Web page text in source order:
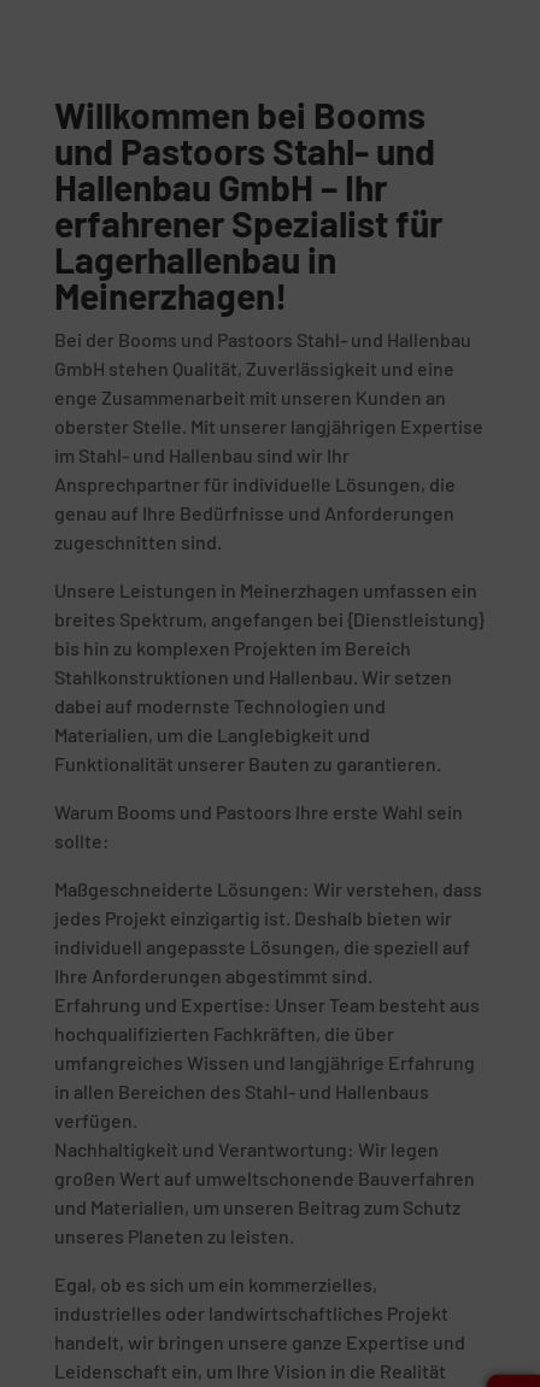
Willkommen bei Booms
und Pastoors Stahl- und
Hallenbau GmbH – Ihr
erfahrener Spezialist für
Lagerhallenbau in
Meinerzhagen!
Bei der Booms und Pastoors Stahl- und Hallenbau
GmbH stehen Qualität, Zuverlässigkeit und eine
enge Zusammenarbeit mit unseren Kunden an
oberster Stelle. Mit unserer langjährigen Expertise
im Stahl- und Hallenbau sind wir Ihr
Ansprechpartner für individuelle Lösungen, die
genau auf Ihre Bedürfnisse und Anforderungen
zugeschnitten sind.
Unsere Leistungen in Meinerzhagen umfassen ein
breites Spektrum, angefangen bei {Dienstleistung}
bis hin zu komplexen Projekten im Bereich
Stahlkonstruktionen und Hallenbau. Wir setzen
dabei auf modernste Technologien und
Materialien, um die Langlebigkeit und
Funktionalität unserer Bauten zu garantieren.
Warum Booms und Pastoors Ihre erste Wahl sein
sollte:
Maßgeschneiderte Lösungen: Wir verstehen, dass
jedes Projekt einzigartig ist. Deshalb bieten wir
individuell angepasste Lösungen, die speziell auf
Ihre Anforderungen abgestimmt sind.
Erfahrung und Expertise: Unser Team besteht aus
hochqualifizierten Fachkräften, die über
umfangreiches Wissen und langjährige Erfahrung
in allen Bereichen des Stahl- und Hallenbaus
verfügen.
Nachhaltigkeit und Verantwortung: Wir legen
großen Wert auf umweltschonende Bauverfahren
und Materialien, um unseren Beitrag zum Schutz
unseres Planeten zu leisten.
Egal, ob es sich um ein kommerzielles,
industrielles oder landwirtschaftliches Projekt
handelt, wir bringen unsere ganze Expertise und
Leidenschaft ein, um Ihre Vision in die Realität